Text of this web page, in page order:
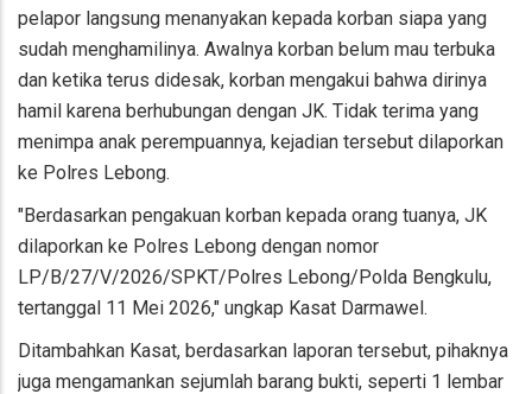
pelapor langsung menanyakan kepada korban siapa yang
sudah menghamilinya. Awalnya korban belum mau terbuka
dan ketika terus didesak, korban mengakui bahwa dirinya
hamil karena berhubungan dengan JK. Tidak terima yang
menimpa anak perempuannya, kejadian tersebut dilaporkan
ke Polres Lebong.
"Berdasarkan pengakuan korban kepada orang tuanya, JK
dilaporkan ke Polres Lebong dengan nomor
LP/B/27/V/2026/SPKT/Polres Lebong/Polda Bengkulu,
tertanggal 11 Mei 2026," ungkap Kasat Darmawel.
Ditambahkan Kasat, berdasarkan laporan tersebut, pihaknya
juga mengamankan sejumlah barang bukti, seperti 1 lembar